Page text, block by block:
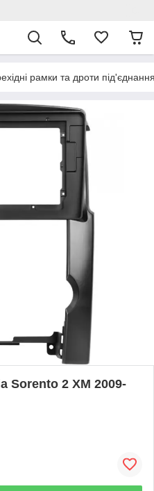
рамки та дроти
Sorento 2 XM 2009-